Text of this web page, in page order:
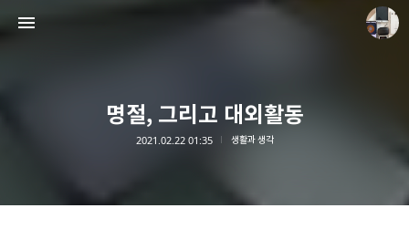
명절, 그리고 대외활동
2021.02.22 01:35 생활과 생각
종이상자 공책